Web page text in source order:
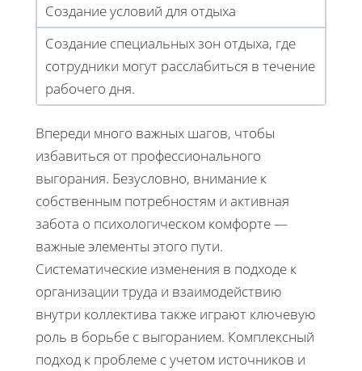
Создание условий для отдыха
Создание специальных зон отдыха, где
сотрудники могут расслабиться в течение
рабочего дня.
Впереди много важных шагов, чтобы
избавиться от профессионального
выгорания. Безусловно, внимание к
собственным потребностям и активная
забота о психологическом комфорте —
важные элементы этого пути.
Систематические изменения в подходе к
организации труда и взаимодействию
внутри коллектива также играют ключевую
роль в борьбе с выгоранием. Комплексный
подход к проблеме с учетом источников и